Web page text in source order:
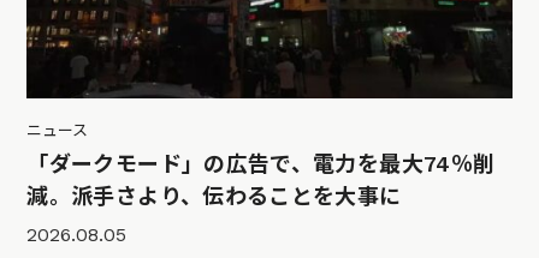
ニュース
「ダークモード」の広告で、電力を最大74％削
減。派手さより、伝わることを大事に
2026.08.05